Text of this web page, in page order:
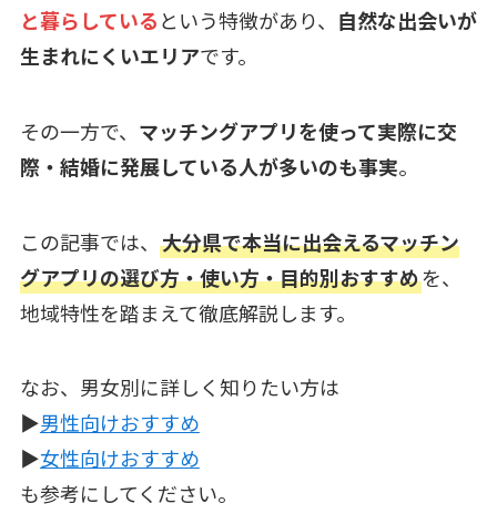
と暮らしているという特徴があり、 自然な出会いが
生まれにくいエリアです。
その一方で、 マッチングアプリを使って実際に交
際・結婚に発展している人が多いのも事実。
この記事では、 大分県で本当に出会えるマッチン
グアプリの選び方・使い方・目的別おすすめを、
地域特性を踏まえて徹底解説します。
なお、男女別に詳しく知りたい方は
▶︎男性向けおすすめ
▶︎女性向けおすすめ
も参考にしてください。